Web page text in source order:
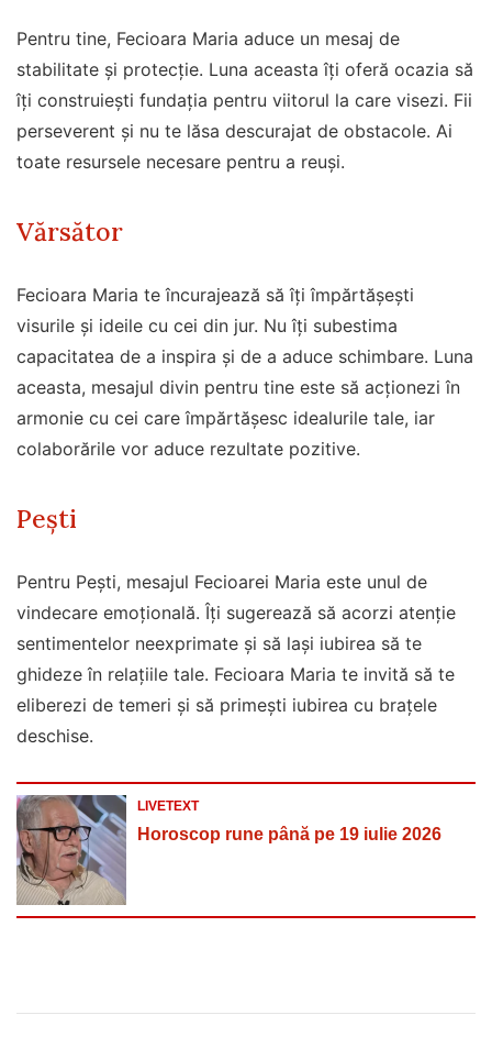
Pentru tine, Fecioara Maria aduce un mesaj de
stabilitate și protecție. Luna aceasta îți oferă ocazia să
îți construiești fundația pentru viitorul la care visezi. Fii
perseverent și nu te lăsa descurajat de obstacole. Ai
toate resursele necesare pentru a reuși.
Vărsător
Fecioara Maria te încurajează să îți împărtășești
visurile și ideile cu cei din jur. Nu îți subestima
capacitatea de a inspira și de a aduce schimbare. Luna
aceasta, mesajul divin pentru tine este să acționezi în
armonie cu cei care împărtășesc idealurile tale, iar
colaborările vor aduce rezultate pozitive.
Pești
Pentru Pești, mesajul Fecioarei Maria este unul de
vindecare emoțională. Îți sugerează să acorzi atenție
sentimentelor neexprimate și să lași iubirea să te
ghideze în relațiile tale. Fecioara Maria te invită să te
eliberezi de temeri și să primești iubirea cu brațele
deschise.
LIVETEXT
Horoscop rune până pe 19 iulie 2026